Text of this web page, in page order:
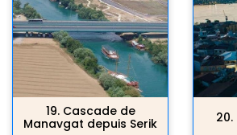
19. Cascade de
Manavgat depuis Serik
20.